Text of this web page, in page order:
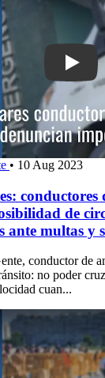
Play:
• 10 Aug 2023
conductores
de
ante multas y
conductor de
no poder
cuan...